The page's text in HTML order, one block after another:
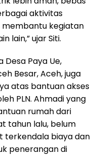
aktivitas
kegiatan
lain,” ujar Siti.
Desa Paya Ue,
Besar, Aceh, juga
atas bantuan akses
PLN. Ahmadi yang
rumah dari
tahun lalu, belum
terkendala biaya dan
penerangan di